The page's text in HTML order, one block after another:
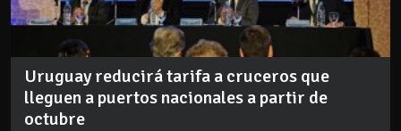
Uruguay reducirá tarifa a cruceros que
lleguen a puertos nacionales a partir de
octubre